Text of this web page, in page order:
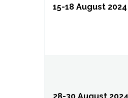
15-18 August 2024